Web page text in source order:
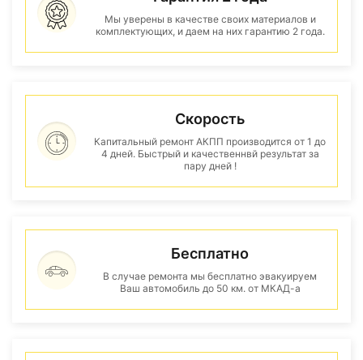
Мы уверены в качестве своих материалов и
комплектующих, и даем на них гарантию 2 года.
Скорость
Капитальный ремонт АКПП производится от 1 до
4 дней. Быстрый и качественнвй результат за
пару дней !
Бесплатно
В случае ремонта мы бесплатно эвакуируем
Ваш автомобиль до 50 км. от МКАД-а